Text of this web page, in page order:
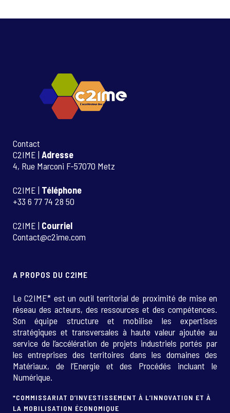
Contact
C2IME | Adresse
4, Rue Marconi F-57070 Metz
C2IME | Téléphone
+33 6 77 74 28 50
C2IME | Courriel
Contact@c2ime.com
A PROPOS DU C2IME
Le C2IME* est un outil territorial de proximité de mise en
réseau des acteurs, des ressources et des compétences.
Son équipe structure et mobilise les expertises
stratégiques et transversales à haute valeur ajoutée au
service de l’accélération de projets industriels portés par
les entreprises des territoires dans les domaines des
Matériaux, de l’Energie et des Procédés incluant le
Numérique.
*COMMISSARIAT D’INVESTISSEMENT À L’INNOVATION ET À
LA MOBILISATION ÉCONOMIQUE